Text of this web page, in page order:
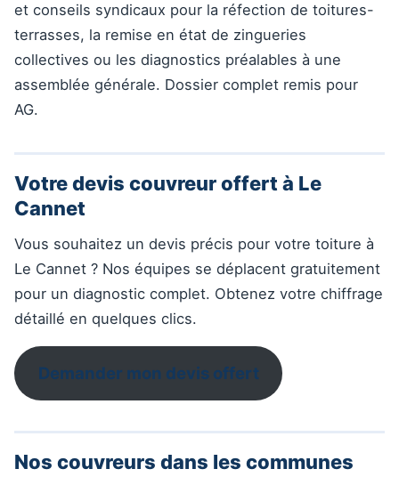
et conseils syndicaux pour la réfection de toitures-
terrasses, la remise en état de zingueries
collectives ou les diagnostics préalables à une
assemblée générale. Dossier complet remis pour
AG.
Votre devis couvreur offert à Le
Cannet
Vous souhaitez un devis précis pour votre toiture à
Le Cannet ? Nos équipes se déplacent gratuitement
pour un diagnostic complet. Obtenez votre chiffrage
détaillé en quelques clics.
Demander mon devis offert
Nos couvreurs dans les communes